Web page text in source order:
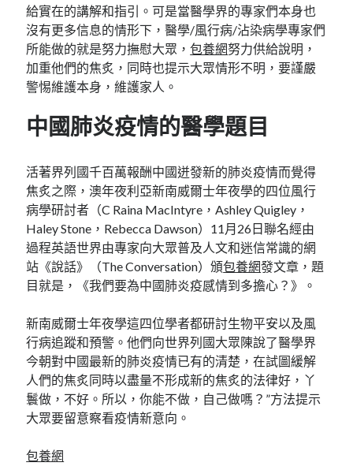
給實在的講解和指引。可是當醫學界的專家們本身也
沒有更多信息的情形下，醫學/風行病/沾染病學專家們
所能做的就是努力撫慰大眾，包養網努力供給說明，
加重他們的焦炙，同時也提示大眾情形不明，要謹嚴
警惕維護本身，維護家人。
中國肺炎疫情的醫學題目
活著界列國千百萬報酬中國迸發新的肺炎疫情而覺得
焦炙之際，澳年夜利亞新南威爾士年夜學的四位風行
病學研討者（C Raina MacIntyre，Ashley Quigley，
Haley Stone，Rebecca Dawson）11月26日聯名經由
過程英語世界由專家向大眾普及人文和迷信常識的網
站《說話》（The Conversation）頒包養網發文章，題
目就是，《我們要為中國肺炎疫感情到多擔心？》。
新南威爾士年夜學這四位學者都研討生物平安以及風
行病追蹤和預警。他們向世界列國大眾陳說了醫學界
今朝對中國最新的肺炎疫情已有的清楚，在試圖緩解
人們的焦炙同時以盡量不形成新的焦炙的法律好，丫
鬟做，不好。所以，你能不做，自己做嗎？”方法提示
大眾要留意察看疫情新意向。
包養網